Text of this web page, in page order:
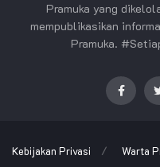
Pramuka yang
mempublikasikan
Pramuka.
Kebijakan Privasi Warta